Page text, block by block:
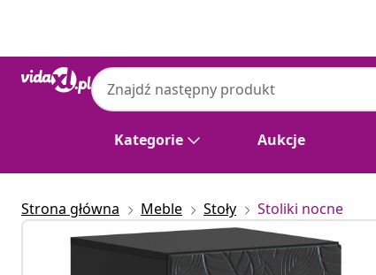
Kategorie Aukcje
Strona główna Meble Stoły Stoliki nocne